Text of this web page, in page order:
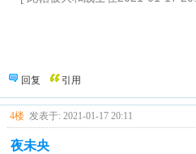
回复 引用
4楼 发表于: 2021-01-17 20:11
夜未央